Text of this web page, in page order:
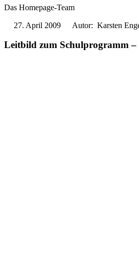
Das Homepage-Team
27. April 2009 Autor: Karsten
Leitbild zum Schulprogramm –